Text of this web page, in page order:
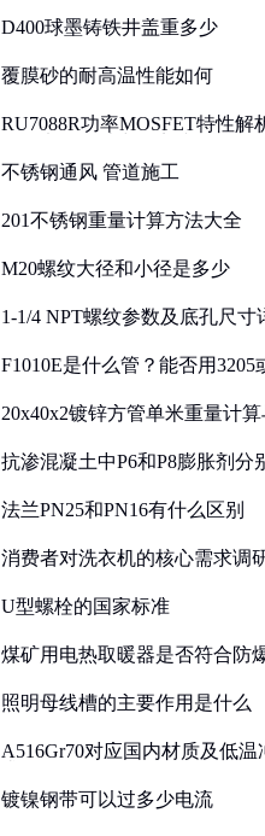
D400球墨铸铁井盖重多少
覆膜砂的耐高温性能如何
RU7088R功率MOSFET特性解
不锈钢通风 管道施工
201不锈钢重量计算方法大全
M20螺纹大径和小径是多少
1-1/4 NPT螺纹参数及底孔尺寸
F1010E是什么管？能否用3205
20x40x2镀锌方管单米重量计
抗渗混凝土中P6和P8膨胀剂分
法兰PN25和PN16有什么区别
消费者对洗衣机的核心需求调
U型螺栓的国家标准
煤矿用电热取暖器是否符合防
照明母线槽的主要作用是什么
A516Gr70对应国内材质及低温
镀镍钢带可以过多少电流